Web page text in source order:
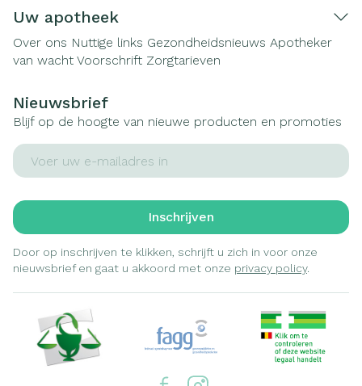
Uw apotheek
Over ons Nuttige links Gezondheidsnieuws Apotheker
van wacht Voorschrift Zorgtarieven
Nieuwsbrief
Blijf op de hoogte van nieuwe producten en promoties
E-mail adres
Inschrijven
Door op inschrijven te klikken, schrijft u zich in voor onze
nieuwsbrief en gaat u akkoord met onze privacy policy.